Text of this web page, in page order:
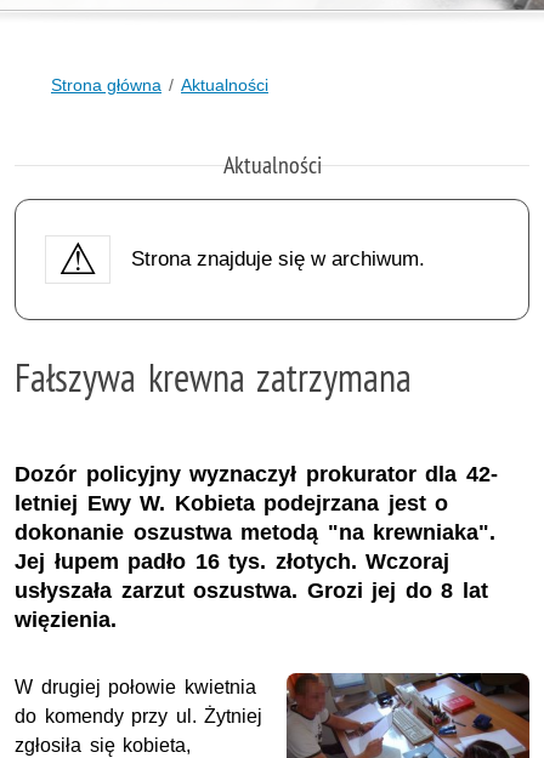
Strona główna Aktualności
Aktualności
Strona znajduje się w archiwum.
Fałszywa krewna zatrzymana
Dozór policyjny wyznaczył prokurator dla 42-
letniej Ewy W. Kobieta podejrzana jest o
dokonanie oszustwa metodą "na krewniaka".
Jej łupem padło 16 tys. złotych. Wczoraj
usłyszała zarzut oszustwa. Grozi jej do 8 lat
więzienia.
W drugiej połowie kwietnia
do komendy przy ul. Żytniej
zgłosiła się kobieta,